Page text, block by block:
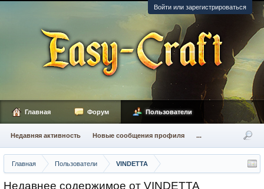
Войти или зарегистрироваться
Главная Пользователи VINDETTA
Недавнее содержимое от VINDETTA
Главная Форум Пользователи
Недавняя активность Новые сообщения профиля ...